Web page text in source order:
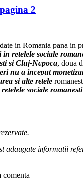
pagina 2
in Romania pana in
retelele sociale
si Cluj-Napoca, doua
nu a inceput
si alte retele
sociale
adaugate informatii
comenta